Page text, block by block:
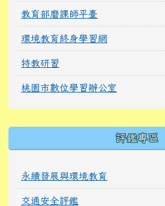
教育部磨課師平臺
環境教育終身學習網
特教研習
桃園市數位學習辦公室
評鑑專區
永續發展與環境教育
交通安全評鑑